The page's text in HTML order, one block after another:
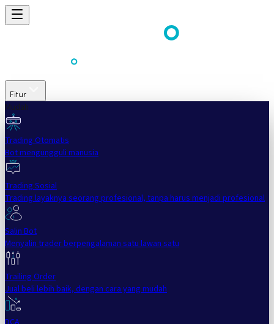
Fitur
Mudah
Trading Otomatis
Bot mengungguli manusia
Trading Sosial
Trading layaknya seorang profesional, tanpa harus menjadi profesional
Salin Bot
Menyalin trader berpengalaman satu lawan satu
Trailing Order
Jual beli lebih baik, dengan cara yang mudah